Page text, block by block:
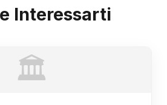
Interessarti
🏛️